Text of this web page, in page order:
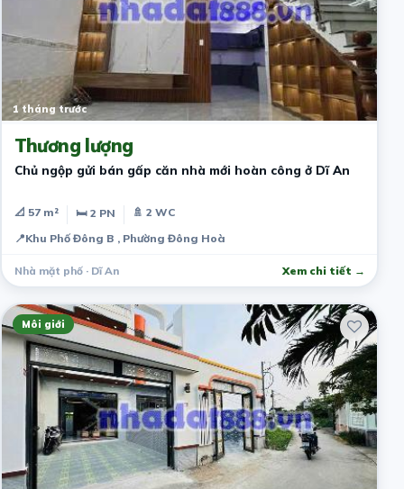
1 tháng trước
Thương lượng
Chủ ngộp gửi bán gấp căn nhà mới hoàn công ở Dĩ An
📐 57 m² 🛏 2 PN
🚿 2 WC
📍Khu Phố Đông B , Phường Đông Hoà
Nhà mặt phố · Dĩ An Xem chi tiết →
Môi giới